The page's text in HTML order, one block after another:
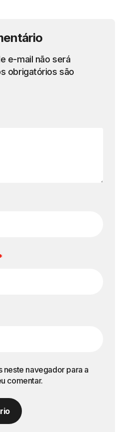
e-mail não será
obrigatórios são
neste navegador para a
comentar.